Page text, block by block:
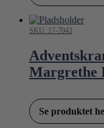
SKU: 17-7043
Margrethe
Se produktet